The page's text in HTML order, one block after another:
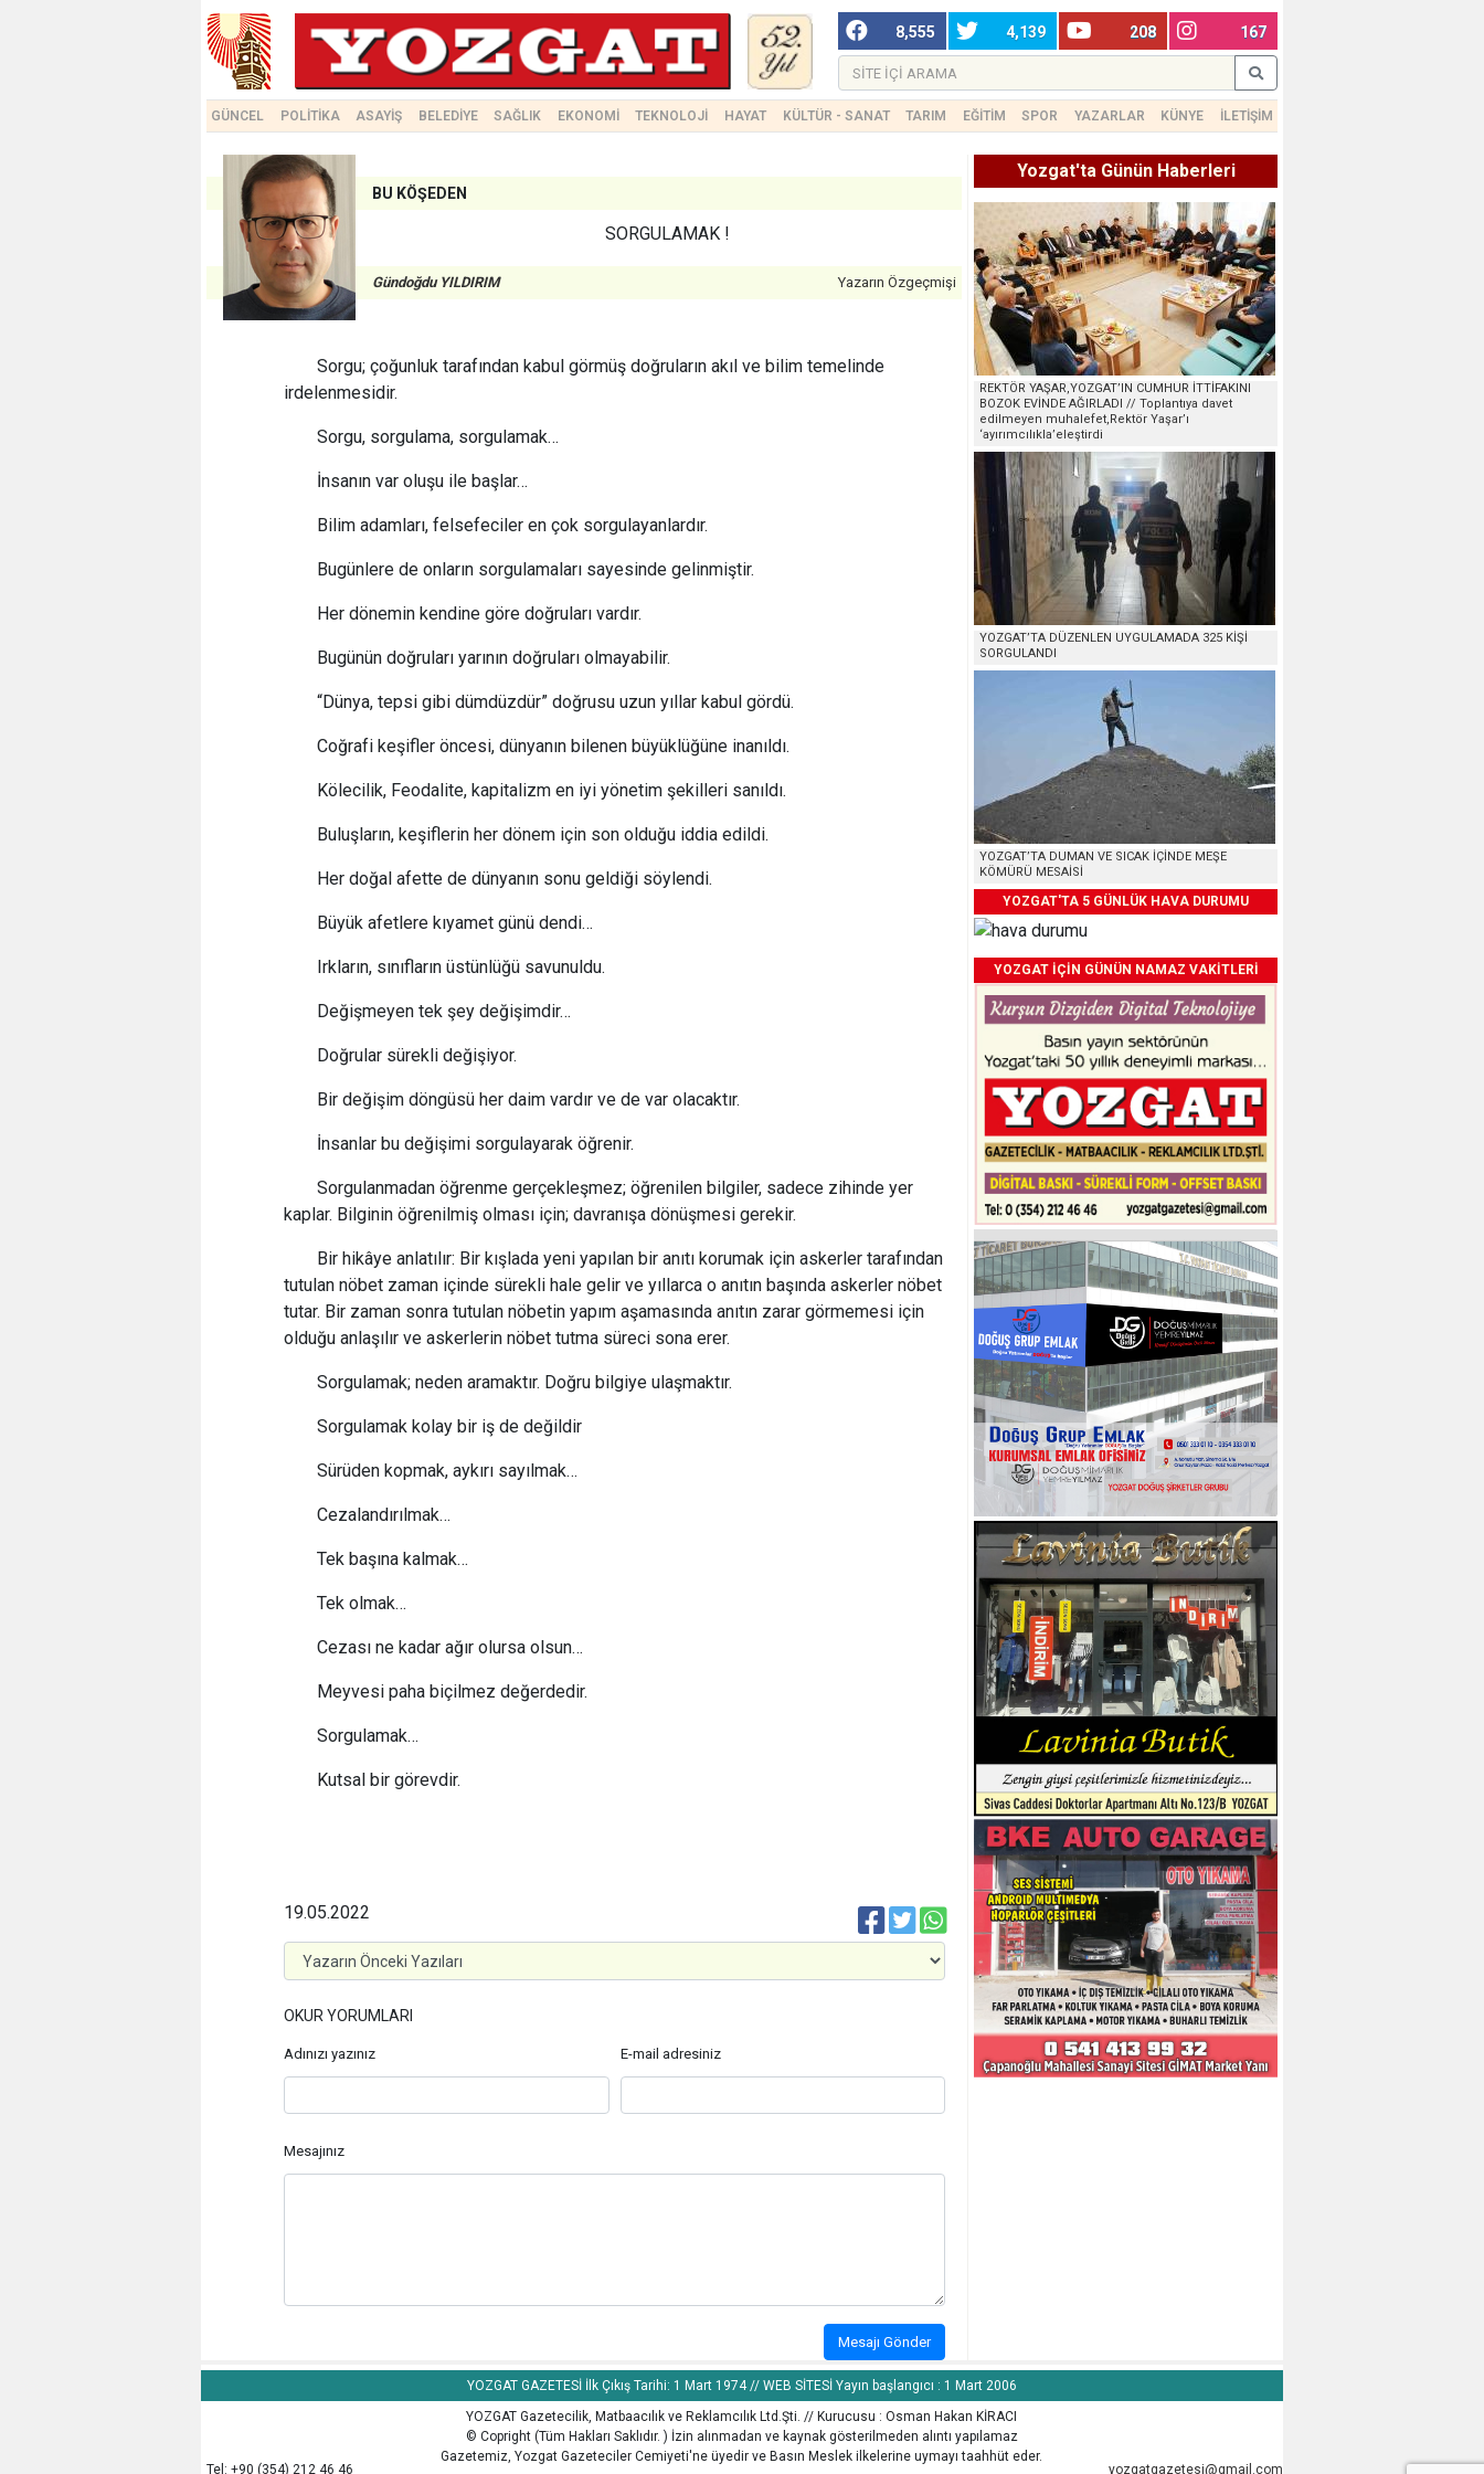
8,555 4,139 208 167
GÜNCEL POLİTİKA ASAYİŞ BELEDİYE SAĞLIK EKONOMİ TEKNOLOJİ HAYAT KÜLTÜR - SANAT TARIM EĞİTİM SPOR YAZARLAR KÜNYE İLETİŞİM
BU KÖŞEDEN
SORGULAMAK !
Gündoğdu YILDIRIM Yazarın Özgeçmişi
Sorgu; çoğunluk tarafından kabul görmüş doğruların akıl ve bilim temelinde
irdelenmesidir.
Sorgu, sorgulama, sorgulamak…
İnsanın var oluşu ile başlar…
Bilim adamları, felsefeciler en çok sorgulayanlardır.
Bugünlere de onların sorgulamaları sayesinde gelinmiştir.
Her dönemin kendine göre doğruları vardır.
Bugünün doğruları yarının doğruları olmayabilir.
“Dünya, tepsi gibi dümdüzdür” doğrusu uzun yıllar kabul gördü.
Coğrafi keşifler öncesi, dünyanın bilenen büyüklüğüne inanıldı.
Kölecilik, Feodalite, kapitalizm en iyi yönetim şekilleri sanıldı.
Buluşların, keşiflerin her dönem için son olduğu iddia edildi.
Her doğal afette de dünyanın sonu geldiği söylendi.
Büyük afetlere kıyamet günü dendi…
Irkların, sınıfların üstünlüğü savunuldu.
Değişmeyen tek şey değişimdir…
Doğrular sürekli değişiyor.
Bir değişim döngüsü her daim vardır ve de var olacaktır.
İnsanlar bu değişimi sorgulayarak öğrenir.
Sorgulanmadan öğrenme gerçekleşmez; öğrenilen bilgiler, sadece zihinde yer
kaplar. Bilginin öğrenilmiş olması için; davranışa dönüşmesi gerekir.
Bir hikâye anlatılır: Bir kışlada yeni yapılan bir anıtı korumak için askerler tarafından
tutulan nöbet zaman içinde sürekli hale gelir ve yıllarca o anıtın başında askerler nöbet
tutar. Bir zaman sonra tutulan nöbetin yapım aşamasında anıtın zarar görmemesi için
olduğu anlaşılır ve askerlerin nöbet tutma süreci sona erer.
Sorgulamak; neden aramaktır. Doğru bilgiye ulaşmaktır.
Sorgulamak kolay bir iş de değildir
Sürüden kopmak, aykırı sayılmak…
Cezalandırılmak…
Tek başına kalmak…
Tek olmak…
Cezası ne kadar ağır olursa olsun…
Meyvesi paha biçilmez değerdedir.
Sorgulamak…
Kutsal bir görevdir.
19.05.2022
OKUR YORUMLARI
Adınızı yazınız E-mail adresiniz
Mesajınız
Mesajı Gönder
Yozgat'ta Günün Haberleri
REKTÖR YAŞAR,YOZGAT’IN CUMHUR İTTİFAKINI
BOZOK EVİNDE AĞIRLADI // Toplantıya davet
edilmeyen muhalefet,Rektör Yaşar’ı
‘ayırımcılıkla’eleştirdi
YOZGAT’TA DÜZENLEN UYGULAMADA 325 KİŞİ
SORGULANDI
YOZGAT’TA DUMAN VE SICAK İÇİNDE MEŞE
KÖMÜRÜ MESAİSİ
YOZGAT'TA 5 GÜNLÜK HAVA DURUMU
YOZGAT İÇİN GÜNÜN NAMAZ VAKİTLERİ
YOZGAT GAZETESİ İlk Çıkış Tarihi: 1 Mart 1974 // WEB SİTESİ Yayın başlangıcı : 1 Mart 2006
Tel: +90 (354) 212 46 46
YOZGAT Gazetecilik, Matbaacılık ve Reklamcılık Ltd.Şti. // Kurucusu : Osman Hakan KİRACI
© Copright (Tüm Hakları Saklıdır. ) İzin alınmadan ve kaynak gösterilmeden alıntı yapılamaz
Gazetemiz, Yozgat Gazeteciler Cemiyeti'ne üyedir ve Basın Meslek ilkelerine uymayı taahhüt eder.
yozgatgazetesi@gmail.com